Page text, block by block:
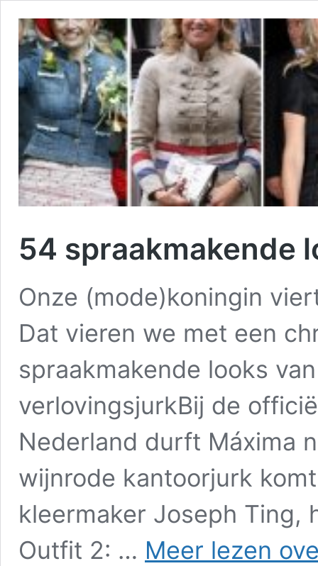
54 spraakmakende
Onze (mode)koningin
Dat vieren we met een
spraakmakende looks
verlovingsjurkBij de
Nederland durft Máxima
wijnrode kantoorjurk
kleermaker Joseph Ting,
Outfit 2: … Meer lezen